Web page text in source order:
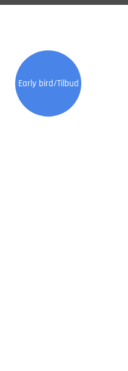
Early bird/Tilbud